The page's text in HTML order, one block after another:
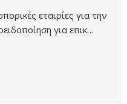
εταιρίες για την
για επικ…